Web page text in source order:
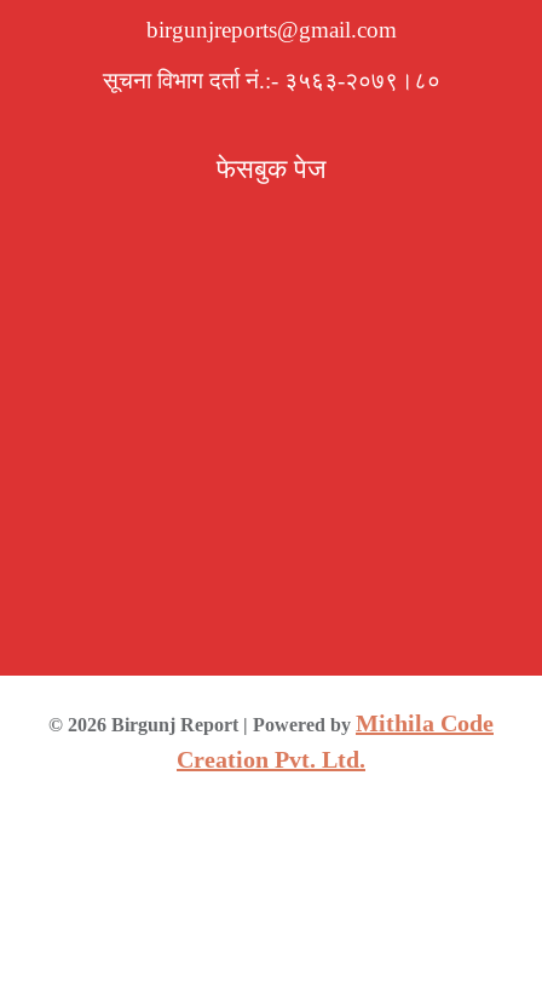
birgunjreports@gmail.com
सूचना विभाग दर्ता नं.:- ३५६३-२०७९।८०
फेसबुक पेज
© 2026 Birgunj Report | Powered by Mithila Code
Creation Pvt. Ltd.